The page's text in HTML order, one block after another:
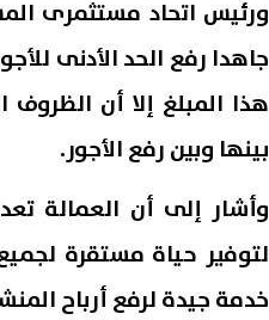
ورئيس اتحاد مستثمرى
هذا المبلغ إلا أن
بينها وبين رفع الأجور.
وأشار إلى أن العمالة
لتوفير حياة مستقرة
خدمة جيدة لرفع أرباح